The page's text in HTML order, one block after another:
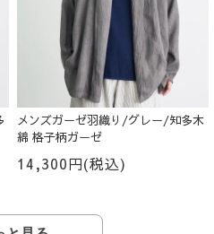
メンズガーゼ羽織り/グレー/知多木
綿 格子柄ガーゼ
14,300円(税込)